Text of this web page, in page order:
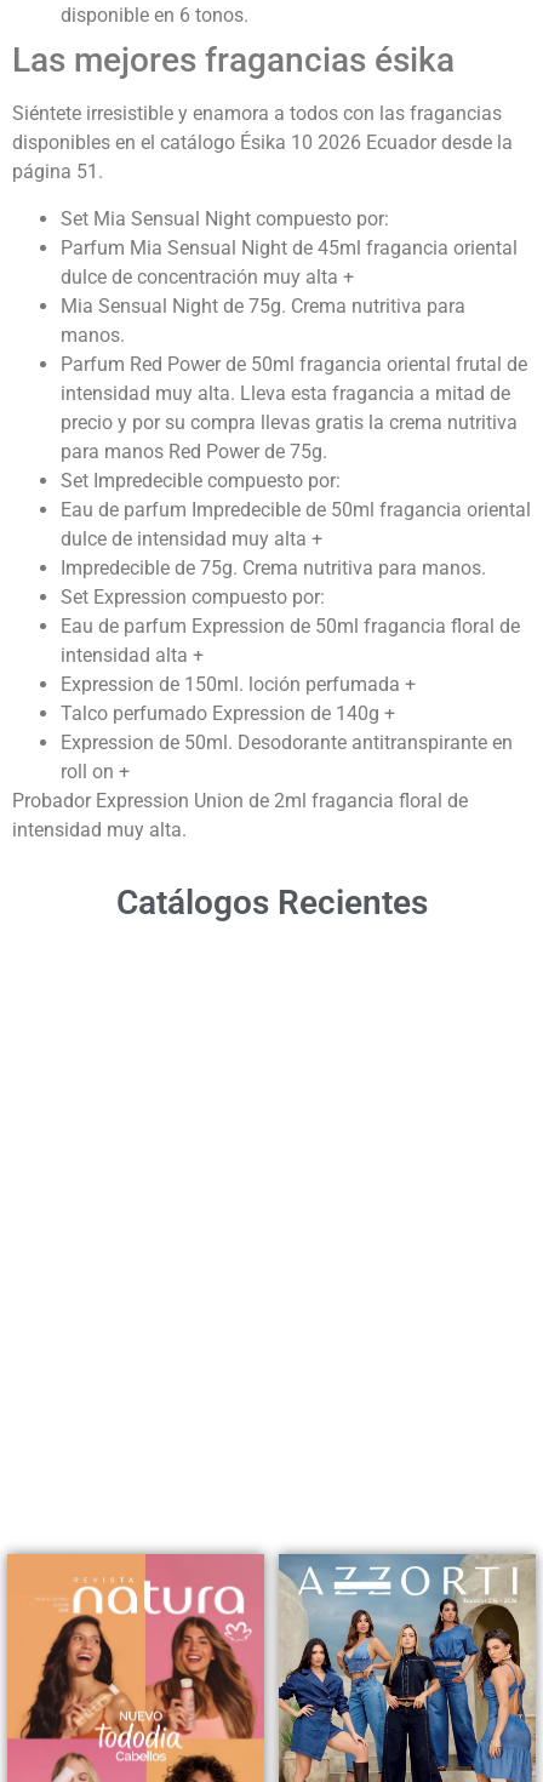
disponible en 6 tonos.
Las mejores fragancias ésika
Siéntete irresistible y enamora a todos con las fragancias
disponibles en el catálogo Ésika 10 2026 Ecuador desde la
página 51.
Set Mia Sensual Night compuesto por:
Parfum Mia Sensual Night de 45ml fragancia oriental
dulce de concentración muy alta +
Mia Sensual Night de 75g. Crema nutritiva para
manos.
Parfum Red Power de 50ml fragancia oriental frutal de
intensidad muy alta. Lleva esta fragancia a mitad de
precio y por su compra llevas gratis la crema nutritiva
para manos Red Power de 75g.
Set Impredecible compuesto por:
Eau de parfum Impredecible de 50ml fragancia oriental
dulce de intensidad muy alta +
Impredecible de 75g. Crema nutritiva para manos.
Set Expression compuesto por:
Eau de parfum Expression de 50ml fragancia floral de
intensidad alta +
Expression de 150ml. loción perfumada +
Talco perfumado Expression de 140g +
Expression de 50ml. Desodorante antitranspirante en
roll on +
Probador Expression Union de 2ml fragancia floral de
intensidad muy alta.
Catálogos Recientes